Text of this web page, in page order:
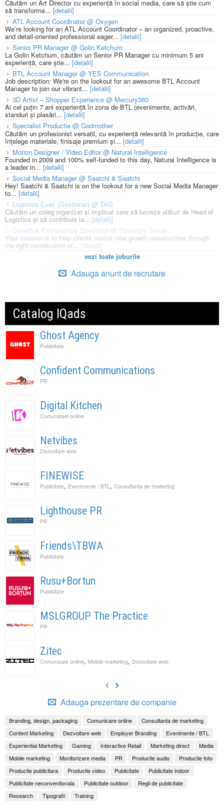
Căutăm un Art Director cu experiență în social media, care să știe cum
să transforme... [detalii]
ATL Account Coordinator @ Oxygen
We’re looking for an ATL Account Coordinator – an organized, proactive,
and detail-oriented professional eager... [detalii]
Senior PR Manager @ Golin Ketchum
La Golin Ketchum, căutăm un Senior PR Manager cu minimum 5 ani
experiență, care știe... [detalii]
BTL Account Manager @ YES Communication
Job description: We're on the lookout for an awesome BTL Account
Manager to join our vibrant... [detalii]
3D Artist – Shopper Experience @ Mercury360
Ai cel puțin 7 ani experiență în zona de BTL (evenimente, activări,
standuri și plasări... [detalii]
Specialist Productie @ Godmother
Căutăm un profesionist versatil, cu experiență relevantă în producție, care
înțelege materiale, finisaje premium și... [detalii]
Motion Designer / Video Editor @ Natural Intelligence
Founded in 2009 and 100% self-funded to this day, Natural Intelligence is
a leader in... [detalii]
Social Media Manager @ Saatchi & Saatchi
Hey! Saatchi & Saatchi is on the lookout for a new Social Media Manager
to... [detalii]
Logistics Exec (Gestionar) @ TAG
Căutăm un coleg organizat și implicat care să lucreze alături de Head of
Logistics și să contribuie la... [detalii]
Growth & Partnerships Specialist @ Flaminjoy Group
Your mission is to help clients unlock new growth opportunities through
the right combination of... [detalii]
vezi toate joburile
Adauga anunt de recrutare
Catalog IQads
Ghost Agency
Publicitate
Confident Communications
PR
Digital Kitchen
Comunicare online
Netvibes
Dezvoltare web
FINEWISE
Publicitate, Evenimente / BTL , Consultanta de marketing
Lighthouse PR
PR
Friends\TBWA
Publicitate
Rusu+Bortun
Publicitate
MSLGROUP The Practice
PR
Zitec
Comunicare online, Mobile marketing, Dezvoltare web
Adauga prezentare de companie
Branding, design, packaging Comunicare online
Consultanta de marketing
Content Marketing
Dezvoltare web Employer Branding
Evenimente / BTL
Experiential Marketing
Gaming Interactive Retail Marketing direct
Media
Mobile marketing
Monitorizare media PR Productie audio
Productie foto
Productie publicitara
Productie video Publicitate
Publicitate indoor
Publicitate neconventionala
Publicitate outdoor
Regii de publicitate
Research
Tipografii Training